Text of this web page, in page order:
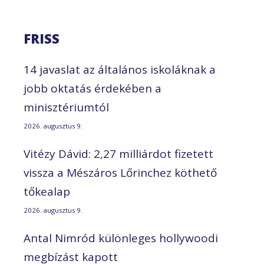
FRISS
14 javaslat az általános iskoláknak a
jobb oktatás érdekében a
minisztériumtól
2026. augusztus 9.
Vitézy Dávid: 2,27 milliárdot fizetett
vissza a Mészáros Lőrinchez köthető
tőkealap
2026. augusztus 9.
Antal Nimród különleges hollywoodi
megbízást kapott